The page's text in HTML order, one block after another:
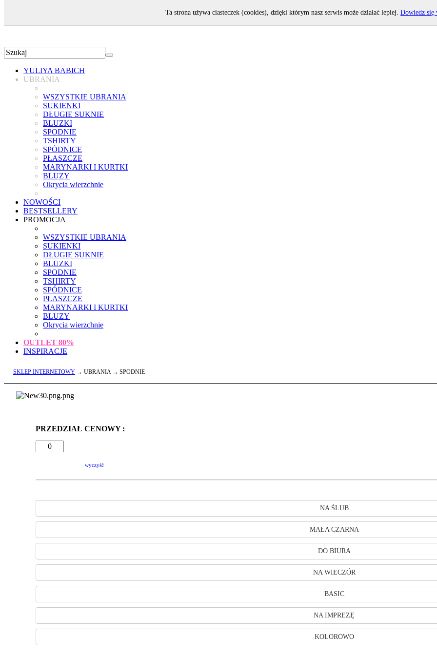
YULIYA BABICH
UBRANIA
WSZYSTKIE UBRANIA
SUKIENKI
DŁUGIE SUKNIE
BLUZKI
SPODNIE
TSHIRTY
SPÓDNICE
PŁASZCZE
MARYNARKI I KURTKI
BLUZY
Okrycia wierzchnie
NOWOŚCI
BESTSELLERY
PROMOCJA
WSZYSTKIE UBRANIA
SUKIENKI
DŁUGIE SUKNIE
BLUZKI
SPODNIE
TSHIRTY
SPÓDNICE
PŁASZCZE
MARYNARKI I KURTKI
BLUZY
Okrycia wierzchnie
OUTLET 80%
INSPIRACJE
SKLEP INTERNETOWY → UBRANIA → SPODNIE
PRZEDZIAŁ CENOWY :
wyczyść
NA ŚLUB
MAŁA CZARNA
DO BIURA
NA WIECZÓR
BASIC
NA IMPREZĘ
KOLOROWO
Ta strona używa ciasteczek (cookies), dzięki którym nasz serwis może działać lepiej. Dowiedz się